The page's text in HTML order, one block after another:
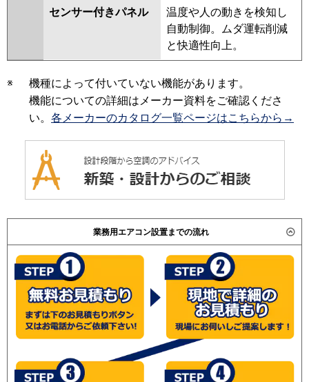
センサー付きパネル
温度や人の動きを検知し
自動制御。ムダ運転削減
と快適性向上。
※
機種によって付いていない機能があります。
機能についての詳細はメーカー資料をご確認くださ
い。 各メーカーのカタログ一覧ページはこちらから→
業務用エアコン設置までの流れ